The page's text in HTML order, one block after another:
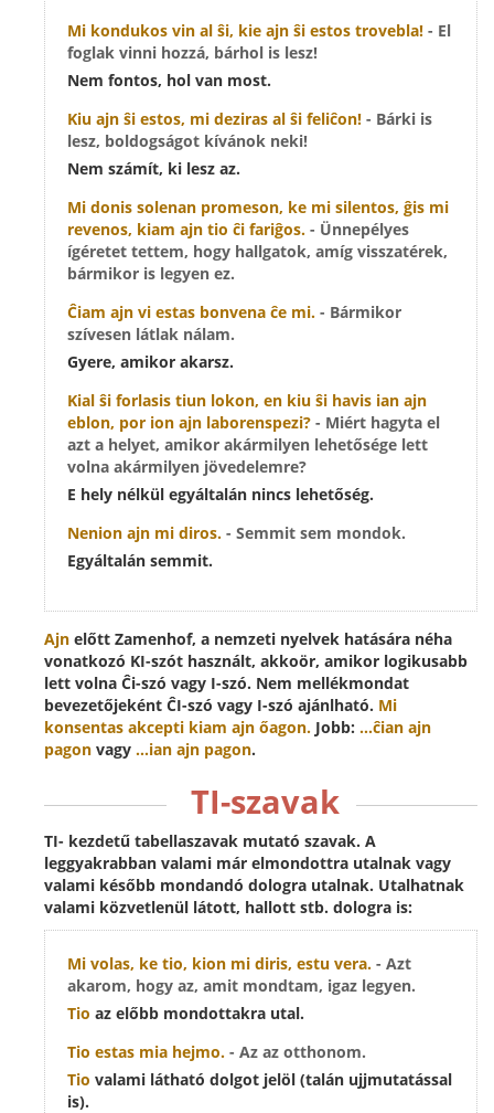
Mi kondukos vin al ŝi, kie ajn ŝi estos trovebla! - El
foglak vinni hozzá, bárhol is lesz!
Nem fontos, hol van most.
Kiu ajn ŝi estos, mi deziras al ŝi feliĉon! - Bárki is
lesz, boldogságot kívánok neki!
Nem számít, ki lesz az.
Mi donis solenan promeson, ke mi silentos, ĝis mi
revenos, kiam ajn tio ĉi fariĝos. - Ünnepélyes
ígéretet tettem, hogy hallgatok, amíg visszatérek,
bármikor is legyen ez.
Ĉiam ajn vi estas bonvena ĉe mi. - Bármikor
szívesen látlak nálam.
Gyere, amikor akarsz.
Kial ŝi forlasis tiun lokon, en kiu ŝi havis ian ajn
eblon, por ion ajn laborenspezi? - Miért hagyta el
azt a helyet, amikor akármilyen lehetősége lett
volna akármilyen jövedelemre?
E hely nélkül egyáltalán nincs lehetőség.
Nenion ajn mi diros. - Semmit sem mondok.
Egyáltalán semmit.
Ajn előtt Zamenhof, a nemzeti nyelvek hatására néha
vonatkozó KI-szót használt, akkoör, amikor logikusabb
lett volna Ĉi-szó vagy I-szó. Nem mellékmondat
bevezetőjeként ĈI-szó vagy I-szó ajánlható. Mi
konsentas akcepti kiam ajn őagon. Jobb: ...ĉian ajn
pagon vagy ...ian ajn pagon.
TI-szavak
TI- kezdetű tabellaszavak mutató szavak. A
leggyakrabban valami már elmondottra utalnak vagy
valami később mondandó dologra utalnak. Utalhatnak
valami közvetlenül látott, hallott stb. dologra is:
Mi volas, ke tio, kion mi diris, estu vera. - Azt
akarom, hogy az, amit mondtam, igaz legyen.
Tio az előbb mondottakra utal.
Tio estas mia hejmo. - Az az otthonom.
Tio valami látható dolgot jelöl (talán ujjmutatással
is).